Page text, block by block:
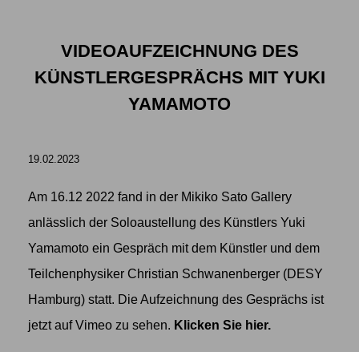
VIDEOAUFZEICHNUNG DES
KÜNSTLERGESPRÄCHS MIT YUKI
YAMAMOTO
19.02.2023
Am 16.12 2022 fand in der Mikiko Sato Gallery
anlässlich der Soloaustellung des Künstlers Yuki
Yamamoto ein Gespräch mit dem Künstler und dem
Teilchenphysiker Christian Schwanenberger (DESY
Hamburg) statt. Die Aufzeichnung des Gesprächs ist
jetzt auf Vimeo zu sehen. Klicken Sie hier.